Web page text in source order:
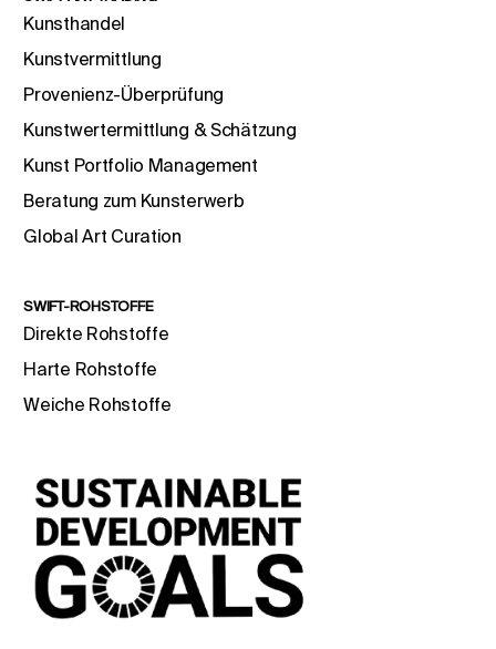
Kunsthandel
Kunstvermittlung
Provenienz-Überprüfung
Kunstwertermittlung & Schätzung
Kunst Portfolio Management
Beratung zum Kunsterwerb
Global Art Curation
SWIFT-ROHSTOFFE
Direkte Rohstoffe
Harte Rohstoffe
Weiche Rohstoffe